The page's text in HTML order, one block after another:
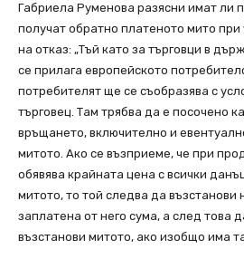
Габриела Руменова разясни имат ли
получат обратно платеното мито
на отказ: „Тъй като за търговци в
се прилага европейското
потребителят ще се съобразява с
търговец. Там трябва да е посочено
връщането, включително и
митото. Ако се възприеме, че при
обявява крайната цена с всички
митото, то той следва да възстанови
заплатена от него сума, а след това
възстанови митото, ако изобщо има